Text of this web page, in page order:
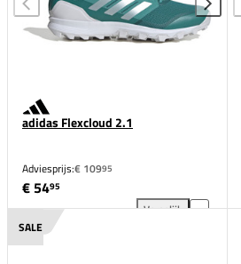
adidas Flexcloud 2.1
Adviesprijs:€ 10995
€ 5495
Vergelijk
SALE